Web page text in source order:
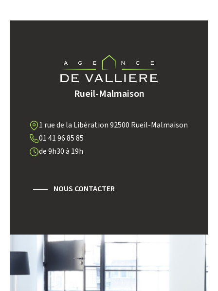
TAUX DE PROPRIÉTAIRES TAUX D'HABITATION
TAXE FONCIÈRE
PART DES MÉNAGES SANS
VOITURE
RÉSULTATS DES LYCÉES
Rueil-Malmaison
1 rue de la Libération 92500 Rueil-Malmaison
01 41 96 85 85
de 9h30 à 19h
NOUS CONTACTER